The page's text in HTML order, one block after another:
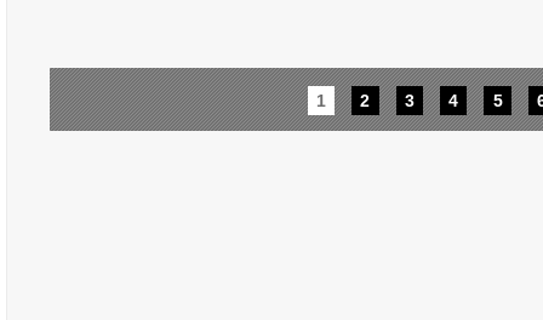
1 2 3 4 5